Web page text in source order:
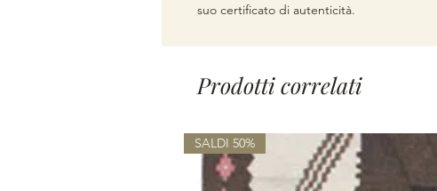
suo certificato di autenticità.
Prodotti correlati
SALDI 50%